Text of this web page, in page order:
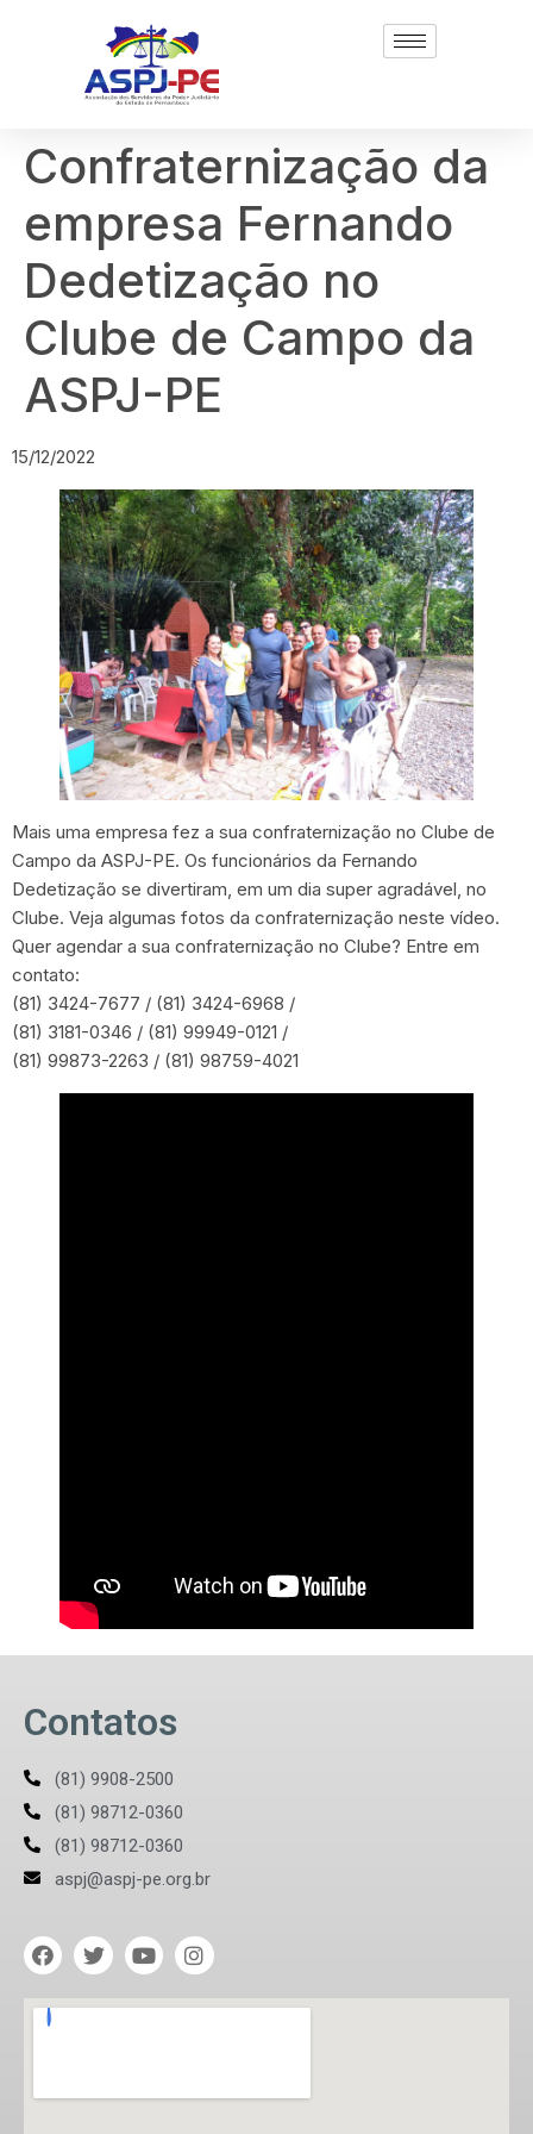
Confraternização da
empresa Fernando
Dedetização no
Clube de Campo da
ASPJ-PE
15/12/2022
Mais uma empresa fez a sua confraternização no Clube de
Campo da ASPJ-PE. Os funcionários da Fernando
Dedetização se divertiram, em um dia super agradável, no
Clube. Veja algumas fotos da confraternização neste vídeo.
Quer agendar a sua confraternização no Clube? Entre em
contato:
(81) 3424-7677 / (81) 3424-6968 /
(81) 3181-0346 / (81) 99949-0121 /
(81) 99873-2263 / (81) 98759-4021
Contatos
(81) 9908-2500
(81) 98712-0360
(81) 98712-0360
aspj@aspj-pe.org.br